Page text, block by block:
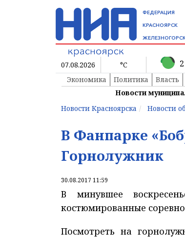
ФЕДЕРАЦИЯ
КРАСНОЯРСК
07.08.2026 °C 2
Экономика
Политика Власть
Новости
Новости Красноярска
Новости
В Фанпарке
Горнолужник
30.08.2017 11:59
В минувшее
костюмированные
Посмотреть на